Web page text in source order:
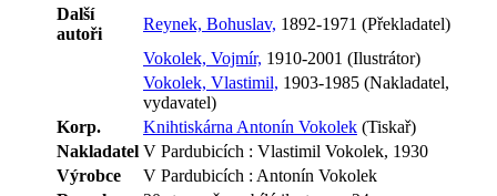
Další
autoři
Reynek, Bohuslav, 1892-1971 (Překladatel)
Vokolek, Vojmír, 1910-2001 (Ilustrátor)
Vokolek, Vlastimil, 1903-1985 (Nakladatel,
vydavatel)
Korp.
Knihtiskárna Antonín Vokolek (Tiskař)
Nakladatel V Pardubicích : Vlastimil Vokolek, 1930
Výrobce
V Pardubicích : Antonín Vokolek